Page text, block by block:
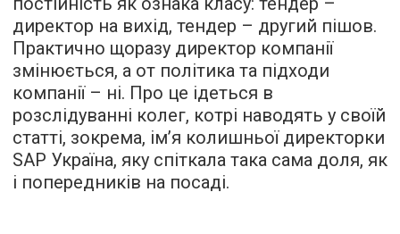
директор на вихід, тендер – другий пішов.
Практично щоразу директор компанії
змінюється, а от політика та підходи
компанії – ні. Про це ідеться в
розслідуванні колег, котрі наводять у своїй
статті, зокрема, ім’я колишньої директорки
SAP Україна, яку спіткала така сама доля, як
і попередників на посаді.